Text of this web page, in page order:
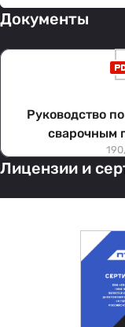
Документы
Руководство
сварочным
Лицензии и